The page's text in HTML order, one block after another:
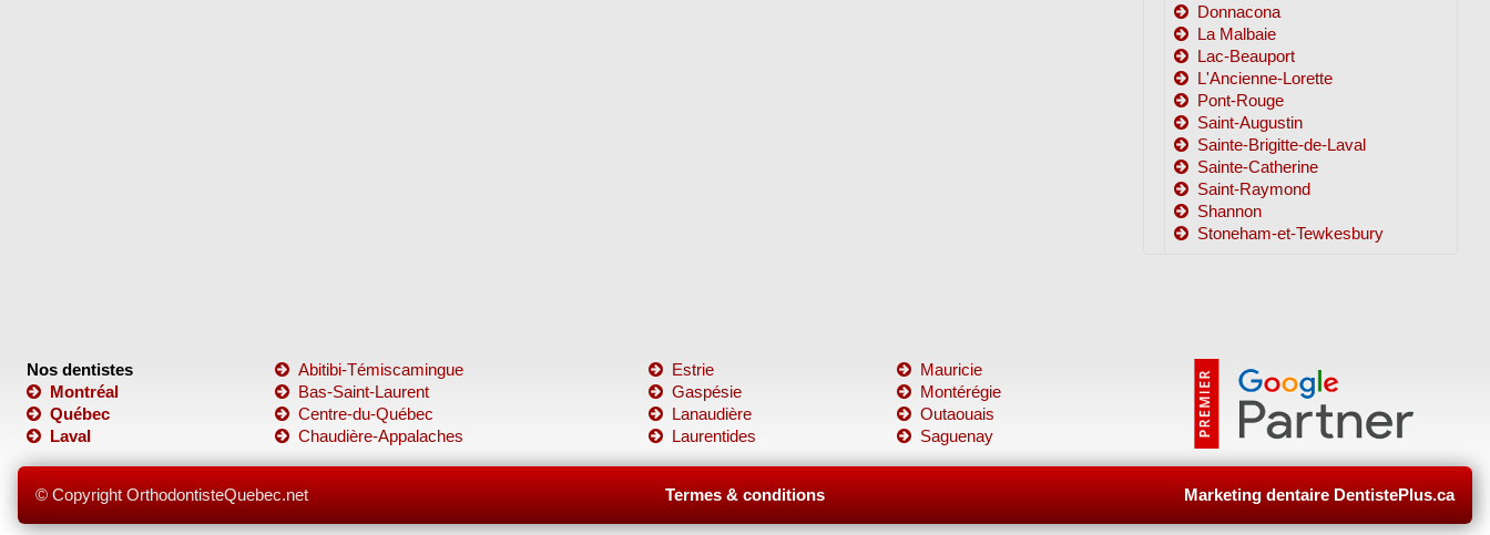
Donnacona
La Malbaie
Lac-Beauport
L'Ancienne-Lorette
Pont-Rouge
Saint-Augustin
Sainte-Brigitte-de-Laval
Sainte-Catherine
Saint-Raymond
Shannon
Stoneham-et-Tewkesbury
Nos dentistes
Montréal
Québec
Laval
Abitibi-Témiscamingue
Bas-Saint-Laurent
Centre-du-Québec
Chaudière-Appalaches
Estrie
Gaspésie
Lanaudière
Laurentides
Mauricie
Montérégie
Outaouais
Saguenay
© Copyright OrthodontisteQuebec.net Termes & conditions Marketing dentaire DentistePlus.ca